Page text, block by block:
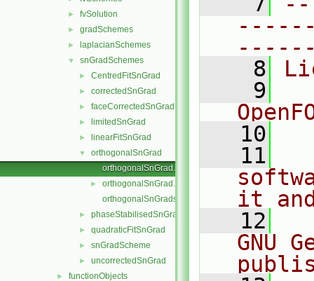
► fvSolution
► gradSchemes
► laplacianSchemes
▼ snGradSchemes
► CentredFitSnGrad
► correctedSnGrad
► faceCorrectedSnGrad
► limitedSnGrad
► linearFitSnGrad
▼
orthogonalSnGrad
orthogonalSnGrad.C
►
orthogonalSnGrad.H
orthogonalSnGrads.C
► phaseStabilisedSnGrad
► quadraticFitSnGrad
► snGradScheme
► uncorrectedSnGrad
► functionObjects
    8
    9
   10
   11
it
   12
GNU